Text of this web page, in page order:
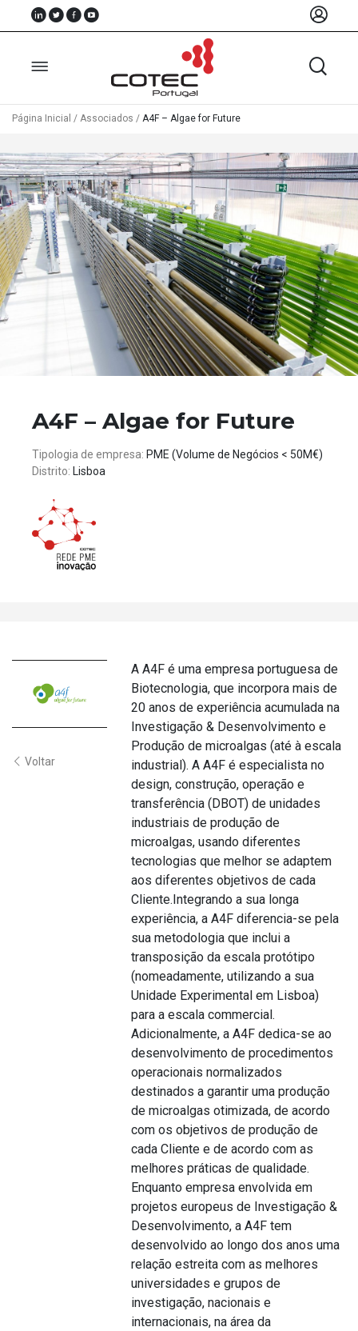
Sobre
Nós
Associados
Recursos
Notícias
Projectos
Página Inicial / Associados / A4F – Algae for Future
A4F – Algae for Future
Tipologia de empresa: PME (Volume de Negócios < 50M€)
Distrito: Lisboa
Voltar
A A4F é uma empresa portuguesa de
Biotecnologia, que incorpora mais de
20 anos de experiência acumulada na
Investigação & Desenvolvimento e
Produção de microalgas (até à escala
industrial). A A4F é especialista no
design, construção, operação e
transferência (DBOT) de unidades
industriais de produção de
microalgas, usando diferentes
tecnologias que melhor se adaptem
aos diferentes objetivos de cada
Cliente.Integrando a sua longa
experiência, a A4F diferencia-se pela
sua metodologia que inclui a
transposição da escala protótipo
(nomeadamente, utilizando a sua
Unidade Experimental em Lisboa)
para a escala commercial.
Adicionalmente, a A4F dedica-se ao
desenvolvimento de procedimentos
operacionais normalizados
destinados a garantir uma produção
de microalgas otimizada, de acordo
com os objetivos de produção de
cada Cliente e de acordo com as
melhores práticas de qualidade.
Enquanto empresa envolvida em
projetos europeus de Investigação &
Desenvolvimento, a A4F tem
desenvolvido ao longo dos anos uma
relação estreita com as melhores
universidades e grupos de
investigação, nacionais e
internacionais, na área da